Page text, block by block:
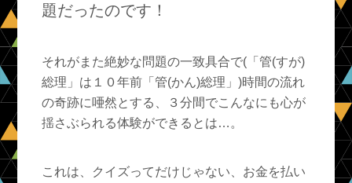
題だったのです！
それがまた絶妙な問題の一致具合で(「管(すが)
総理」は１０年前「管(かん)総理」)時間の流れ
の奇跡に唖然とする、３分間でこんなにも心が
揺さぶられる体験ができるとは…。
これは、クイズってだけじゃない、お金を払い